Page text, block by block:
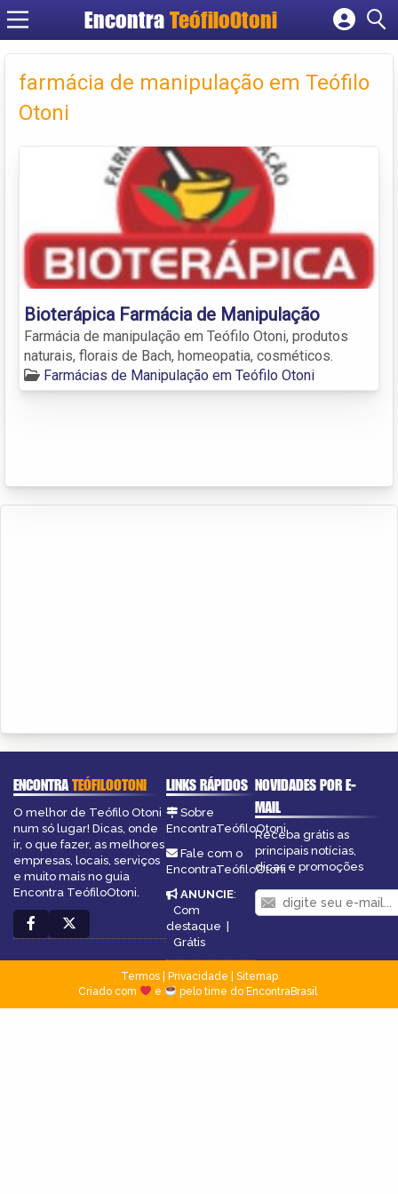
Encontra TeófiloOtoni
Cadastrar empresa
Fazer login
Criar conta
farmácia de manipulação em Teófilo
Otoni
Bioterápica Farmácia de Manipulação
Farmácia de manipulação em Teófilo Otoni, produtos
naturais, florais de Bach, homeopatia, cosméticos.
Farmácias de Manipulação em Teófilo Otoni
ENCONTRATEÓFILOOTONI
O melhor de Teófilo Otoni
num só lugar! Dicas, onde
ir, o que fazer, as melhores
empresas, locais, serviços
e muito mais no guia
Encontra TeófiloOtoni.
LINKS RÁPIDOS
Sobre
EncontraTeófiloOtoni
Fale com o
EncontraTeófiloOtoni
ANUNCIE:
Com
destaque |
Grátis
NOVIDADES POR E-
MAIL
Receba grátis as
principais notícias,
dicas e promoções
Termos| Privacidade
Sitemap
Criado com
e pelo time do EncontraBrasil